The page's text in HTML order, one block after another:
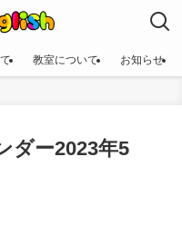
教室について お知らせ
ダー2023年5